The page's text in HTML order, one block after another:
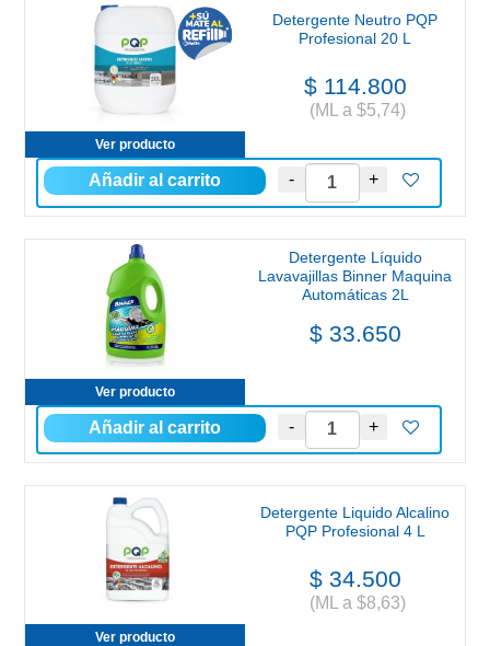
Ver producto
Detergente Neutro PQP
Profesional 20 L
$ 114.800
(ML a $5,74)
Ver producto
Detergente Líquido
Lavavajillas Binner Maquina
Automáticas 2L
$ 33.650
Ver producto
Detergente Liquido Alcalino
PQP Profesional 4 L
$ 34.500
(ML a $8,63)